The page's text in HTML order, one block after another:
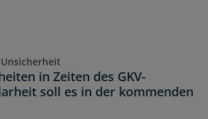
in Zeiten des GKV-
soll es in der kommenden